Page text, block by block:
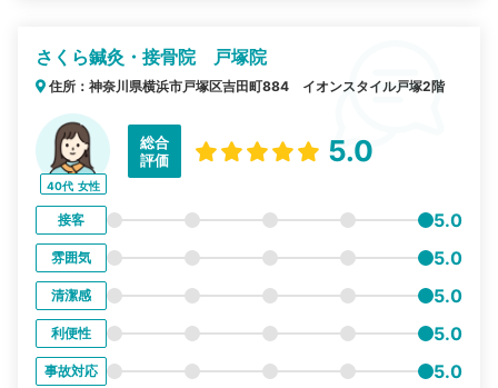
さくら鍼灸・接骨院 戸塚院
住所：神奈川県横浜市戸塚区吉田町884 イオンスタイル戸塚2階
40代 女性
総合
評価
5.0
接客 5.0
雰囲気 5.0
清潔感 5.0
利便性 5.0
事故対応 5.0